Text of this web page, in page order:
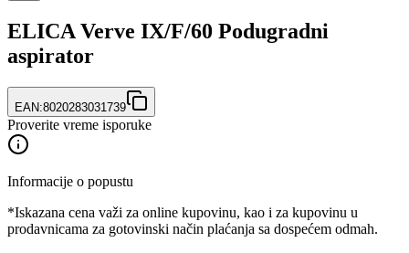
ELICA Verve IX/F/60 Podugradni
aspirator
EAN:8020283031739
Proverite vreme isporuke
Informacije o popustu
*Iskazana cena važi za online kupovinu, kao i za kupovinu u
prodavnicama za gotovinski način plaćanja sa dospećem odmah.